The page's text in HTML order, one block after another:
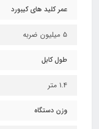
عمر کلید های کیبورد
5 میلیون ضربه
طول کابل
1.4 متر
وزن دستگاه